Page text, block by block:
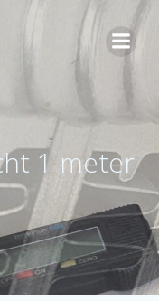
1 meter